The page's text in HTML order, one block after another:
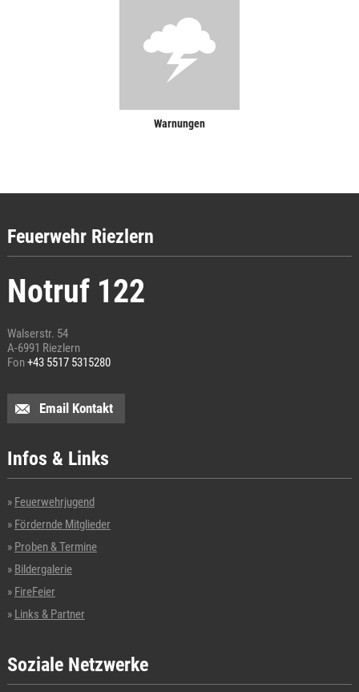
Warnungen
Feuerwehr Riezlern
Notruf 122
Walserstr. 54
A-6991 Riezlern
Fon+43 5517 5315280
Email Kontakt
Infos & Links
Feuerwehrjugend
Fördernde Mitglieder
Proben & Termine
Bildergalerie
FireFeier
Links & Partner
Soziale Netzwerke